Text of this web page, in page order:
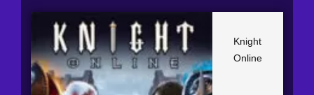
Knight
Online